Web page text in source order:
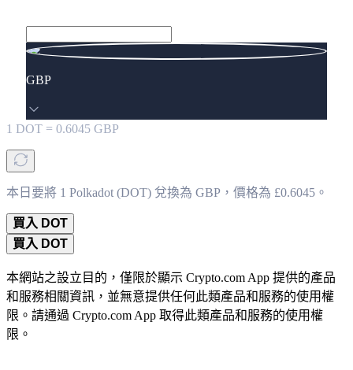
GBP
1 DOT = 0.6045 GBP
本日要將 1 Polkadot (DOT) 兌換為 GBP，價格為 £0.6045。
買入 DOT
買入 DOT
本網站之設立目的，僅限於顯示 Crypto.com App 提供的產品
和服務相關資訊，並無意提供任何此類產品和服務的使用權
限。請通過 Crypto.com App 取得此類產品和服務的使用權
限。